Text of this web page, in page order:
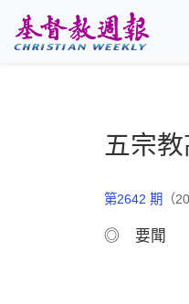
五宗
第2642 期 （
◎ 要聞